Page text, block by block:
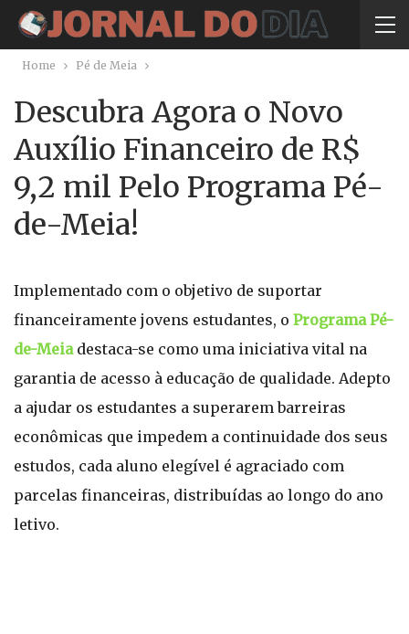
Home Pé de Meia
Descubra Agora o Novo
Auxílio Financeiro de R$
9,2 mil Pelo Programa Pé-
de-Meia!
Implementado com o objetivo de suportar
financeiramente jovens estudantes, o Programa Pé-
de-Meiadestaca-se como uma iniciativa vital na
garantia de acesso à educação de qualidade. Adepto
a ajudar os estudantes a superarem barreiras
econômicas que impedem a continuidade dos seus
estudos, cada aluno elegível é agraciado com
parcelas financeiras, distribuídas ao longo do ano
letivo.